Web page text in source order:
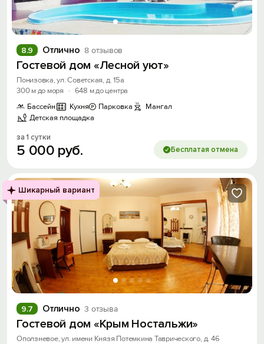
Отлично 8 отзывов
8.9
Гостевой дом «Лесной уют»
Понизовка, ул. Советская, д. 15а
300 м до моря
· 648 м до центра
Бассейн
Кухня Парковка
Мангал
Детская площадка
за 1 сутки
5 000 руб. Бесплатая отмена
Шикарный вариант
Отлично 3 отзыва
9.7
Гостевой дом «Крым Ностальжи»
Оползневое, ул. имени Князя Потемкина Таврического, д. 46